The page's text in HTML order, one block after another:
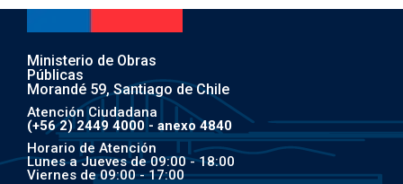
Ministerio de Obras
Públicas
Morandé 59, Santiago de Chile
Atención Ciudadana
(+56 2) 2449 4000 - anexo 4840
Horario de Atención
Lunes a Jueves de 09:00 - 18:00
Viernes de 09:00 - 17:00